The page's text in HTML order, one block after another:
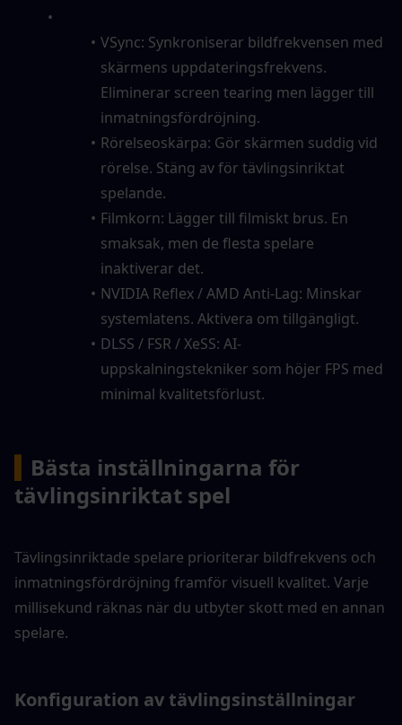
VSync: Synkroniserar bildfrekvensen med
skärmens uppdateringsfrekvens.
Eliminerar screen tearing men lägger till
inmatningsfördröjning.
Rörelseoskärpa: Gör skärmen suddig vid
rörelse. Stäng av för tävlingsinriktat
spelande.
Filmkorn: Lägger till filmiskt brus. En
smaksak, men de flesta spelare
inaktiverar det.
NVIDIA Reflex / AMD Anti-Lag: Minskar
systemlatens. Aktivera om tillgängligt.
DLSS / FSR / XeSS: AI-
uppskalningstekniker som höjer FPS med
minimal kvalitetsförlust.
Bästa inställningarna för
tävlingsinriktat spel
Tävlingsinriktade spelare prioriterar bildfrekvens och
inmatningsfördröjning framför visuell kvalitet. Varje
millisekund räknas när du utbyter skott med en annan
spelare.
Konfiguration av tävlingsinställningar